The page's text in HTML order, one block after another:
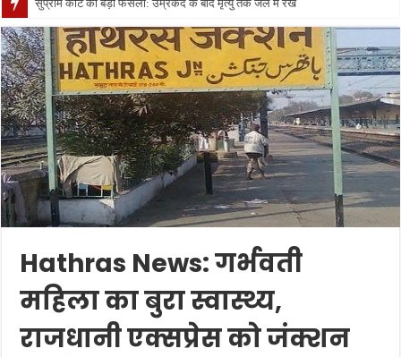
सुप्रीम कोर्ट का बड़ा फैसला: उम्रकैद के बाद मृत्यु तक जेल में रखने की सजा संविधान क
Hathras News: गर्भवती
महिला का बुरा स्वास्थ्य,
राजधानी एक्सप्रेस को जंक्शन